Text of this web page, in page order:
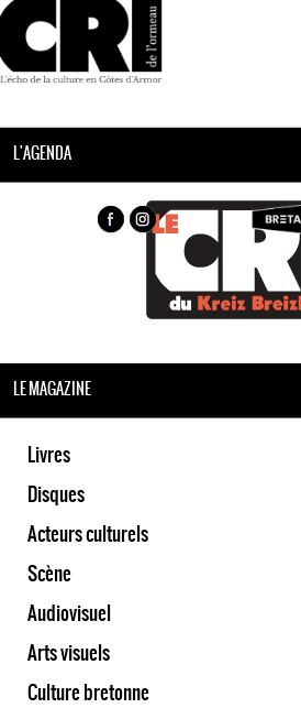
L'AGENDA
LE MAGAZINE
Livres
Disques
Acteurs culturels
Scène
Audiovisuel
Arts visuels
Culture bretonne